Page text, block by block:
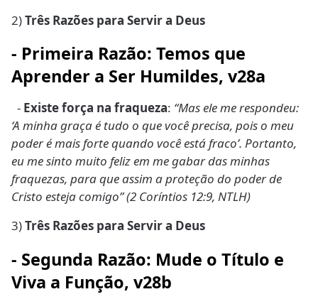
2)Três Razões para Servir a Deus
- Primeira Razão: Temos que
Aprender a Ser Humildes, v28a
- Existe força na fraqueza: “Mas ele me respondeu:
‘A minha graça é tudo o que você precisa, pois o meu
poder é mais forte quando você está fraco’. Portanto,
eu me sinto muito feliz em me gabar das minhas
fraquezas, para que assim a proteção do poder de
Cristo esteja comigo” (2 Coríntios 12:9, NTLH)
3)Três Razões para Servir a Deus
- Segunda Razão: Mude o Título e
Viva a Função, v28b